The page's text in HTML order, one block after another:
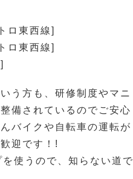
ロ東西線]
ロ東西線]
う方も、研修制度やマニ
備されているのでご安心
バイクや自転車の運転が
迎です！!
使うので、知らない道で